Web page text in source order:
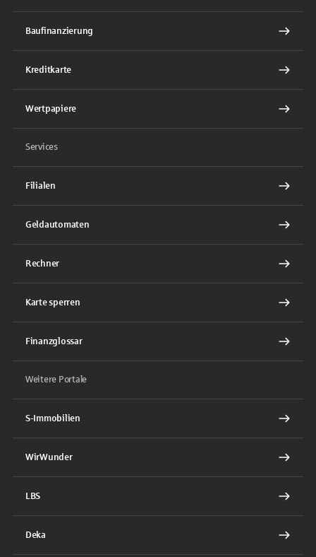
Baufinanzierung
Kreditkarte
Wertpapiere
Services
Filialen
Geldautomaten
Rechner
Karte sperren
Finanzglossar
Weitere Portale
S-Immobilien
WirWunder
LBS
Deka